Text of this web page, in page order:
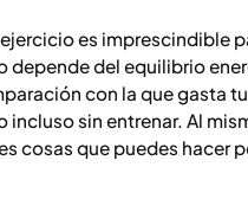
es imprescindible
depende del equilibrio
con la que gasta
incluso sin entrenar. Al
cosas que puedes hacer